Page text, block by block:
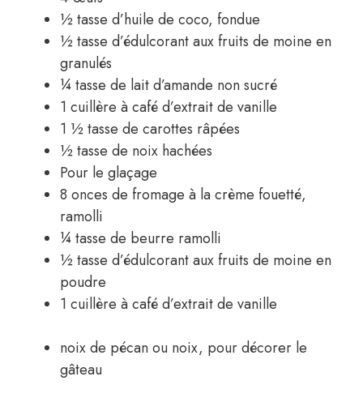
½ tasse d’huile de coco, fondue
½ tasse d’édulcorant aux fruits de moine en
granulés
¼ tasse de lait d’amande non sucré
1 cuillère à café d’extrait de vanille
1 ½ tasse de carottes râpées
½ tasse de noix hachées
Pour le glaçage
8 onces de fromage à la crème fouetté,
ramolli
¼ tasse de beurre ramolli
½ tasse d’édulcorant aux fruits de moine en
poudre
1 cuillère à café d’extrait de vanille
noix de pécan ou noix, pour décorer le
gâteau